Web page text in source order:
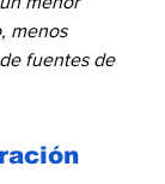
menos
fuentes de